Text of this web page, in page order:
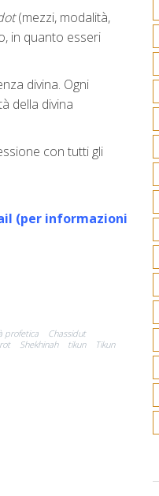
(mezzi, modalità,
in quanto esseri
divina. Ogni
della divina
con tutti gli
(per informazioni
profetica
Chassidut
Shekhinah tikun
Tikun